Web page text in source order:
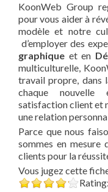
KoonWeb Group
pour vous aider à
modèle et notre
d’employer des
graphique et en
multiculturelle,
travail propre, dans
chaque nouvelle
satisfaction client et
une relation
Parce que nous
sommes en mesure
clients pour la
Vous jugez cette